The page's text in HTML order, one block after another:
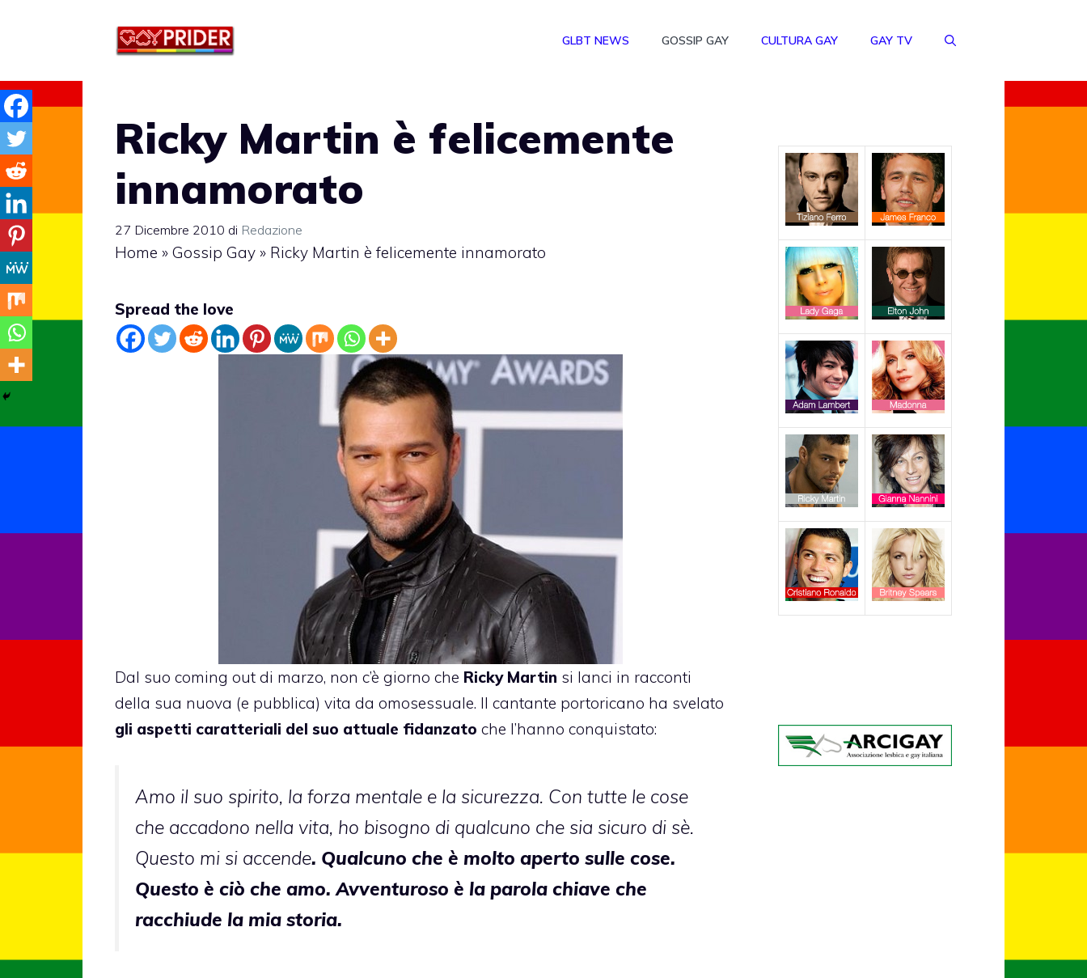
GLBT NEWS GOSSIP GAY CULTURA GAY GAY TV
Ricky Martin è felicemente
innamorato
27 Dicembre 2010 di Redazione
Home » Gossip Gay » Ricky Martin è felicemente innamorato
Spread the love
Dal suo coming out di marzo, non c’è giorno che Ricky Martin si lanci in racconti
della sua nuova (e pubblica) vita da omosessuale. Il cantante portoricano ha svelato
gli aspetti caratteriali del suo attuale fidanzato che l’hanno conquistato:
Amo il suo spirito, la forza mentale e la sicurezza. Con tutte le cose
che accadono nella vita, ho bisogno di qualcuno che sia sicuro di sè.
Questo mi si accende. Qualcuno che è molto aperto sulle cose.
Questo è ciò che amo. Avventuroso è la parola chiave che
racchiude la mia storia.